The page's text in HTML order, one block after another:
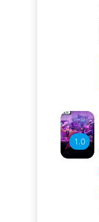
1.0